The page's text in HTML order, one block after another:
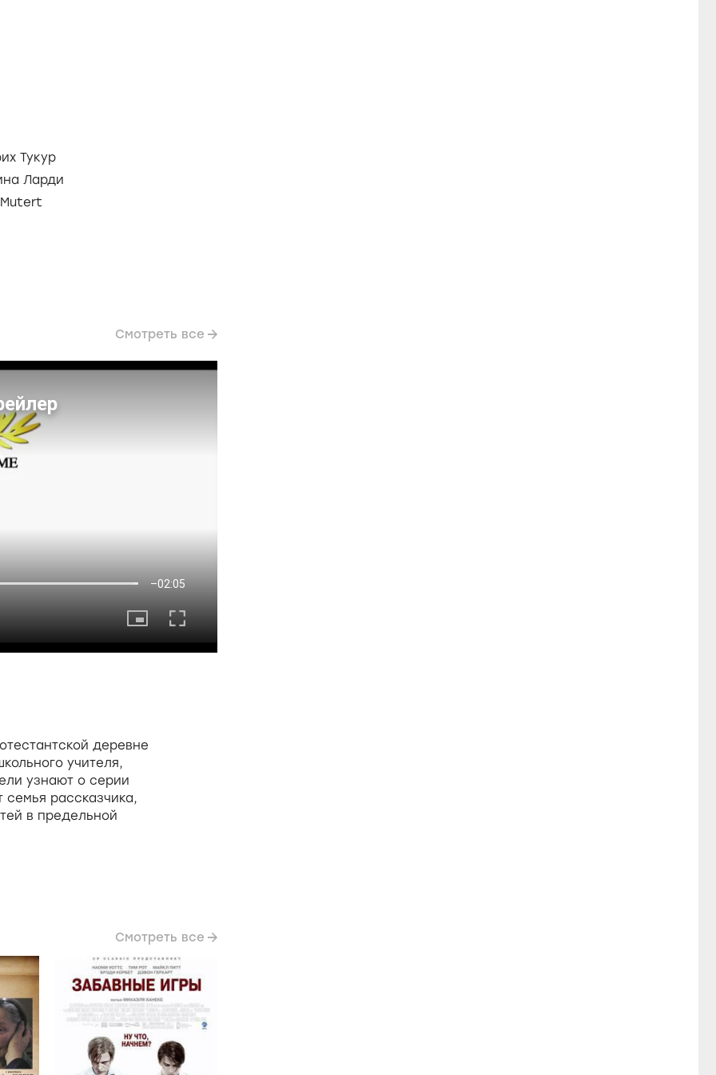
Тукур
Ларди
Смотреть все
деревне
учителя,
узнают о серии
рассказчика,
в предельной
Смотреть все